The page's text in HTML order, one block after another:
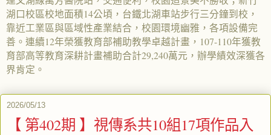
湖口校區校地面積14公頃，台鐵北湖車站步行三分鐘到校，
靠近工業區與區域性產業結合，校園環境幽雅，各項設備完
善。連續12年榮獲教育部補助教學卓越計畫，107-110年獲教
育部高等教育深耕計畫補助合計29,240萬元，辦學績效深獲各
界肯定。
2026/05/13
【 第402期 】視傳系共10組17項作品入